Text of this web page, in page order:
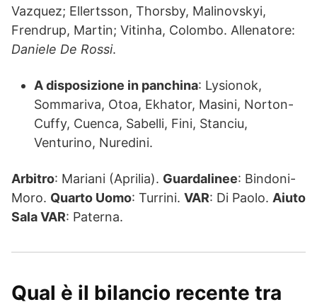
Vazquez; Ellertsson, Thorsby, Malinovskyi,
Frendrup, Martin; Vitinha, Colombo. Allenatore:
Daniele De Rossi.
A disposizione in panchina: Lysionok,
Sommariva, Otoa, Ekhator, Masini, Norton-
Cuffy, Cuenca, Sabelli, Fini, Stanciu,
Venturino, Nuredini.
Arbitro: Mariani (Aprilia). Guardalinee: Bindoni-
Moro. Quarto Uomo: Turrini. VAR: Di Paolo. Aiuto
Sala VAR: Paterna.
Qual è il bilancio recente tra